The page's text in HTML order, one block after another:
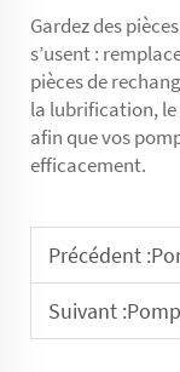
Gardez des
s’usent :
pièces de
la lubrification, le
afin que vos
efficacement.
Précédent :
Suivant :Pompes à